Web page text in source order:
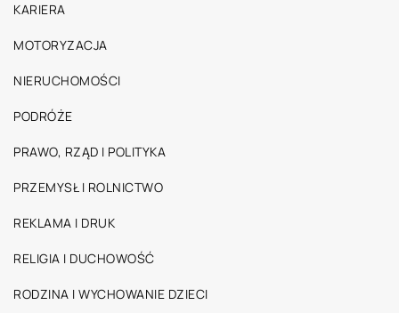
KARIERA
MOTORYZACJA
NIERUCHOMOŚCI
PODRÓŻE
PRAWO, RZĄD I POLITYKA
PRZEMYSŁ I ROLNICTWO
REKLAMA I DRUK
RELIGIA I DUCHOWOŚĆ
RODZINA I WYCHOWANIE DZIECI